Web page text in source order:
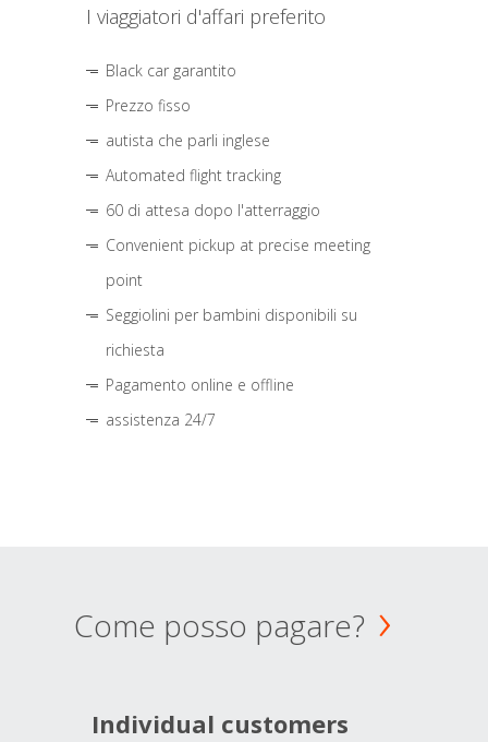
I viaggiatori d'affari preferito
Black car garantito
Prezzo fisso
autista che parli inglese
Automated flight tracking
60 di attesa dopo l'atterraggio
Convenient pickup at precise meeting
point
Seggiolini per bambini disponibili su
richiesta
Pagamento online e offline
assistenza 24/7
Come posso pagare?
Individual customers